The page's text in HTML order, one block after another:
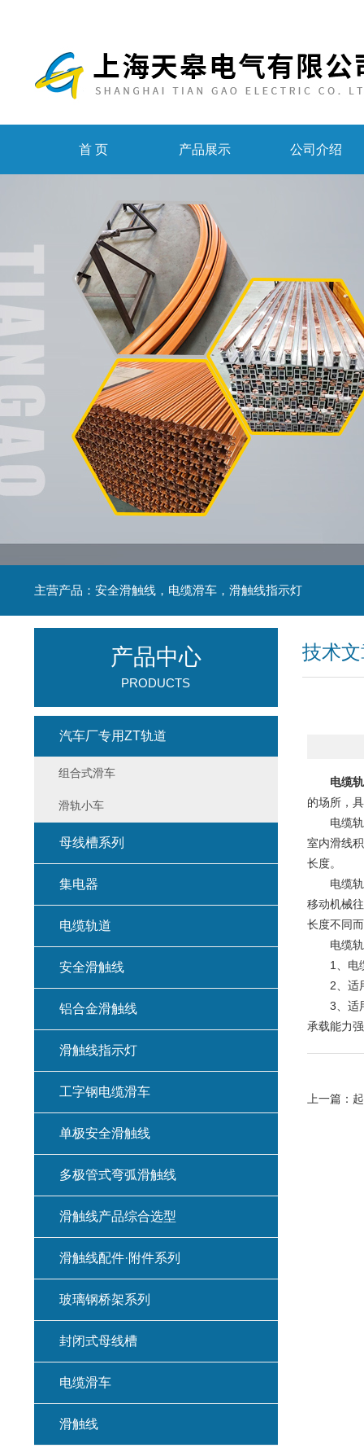
首 页 产品展示 公司介绍
主营产品：安全滑触线，电缆滑车，滑触线指示灯
技术
电缆
的场所，
电缆轨道
室内滑线
长度。
电缆轨道
移动机械
长度不同
电缆轨
1、电缆
2、适用
3、适用
承载能力
上一篇：
产品中心
PRODUCTS
汽车厂专用ZT轨道
组合式滑车
滑轨小车
母线槽系列
集电器
电缆轨道
安全滑触线
铝合金滑触线
滑触线指示灯
工字钢电缆滑车
单极安全滑触线
多极管式弯弧滑触线
滑触线产品综合选型
滑触线配件·附件系列
玻璃钢桥架系列
封闭式母线槽
电缆滑车
滑触线